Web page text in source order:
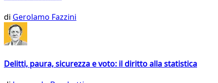
di Gerolamo Fazzini
Delitti, paura, sicurezza e voto: il diritto alla statistica